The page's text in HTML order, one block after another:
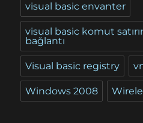
visual basic envanter
visual basic komut
bağlantı
Visual basic registry
Windows 2008